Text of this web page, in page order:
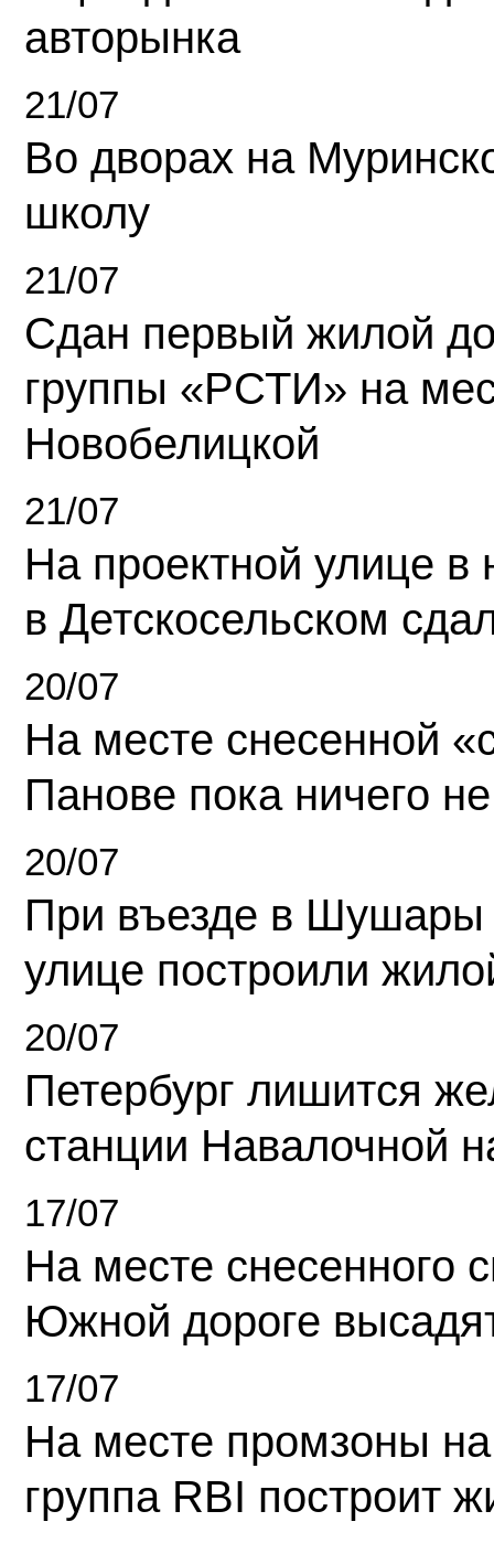
авторынка
21/07
Во дворах на
школу
21/07
Сдан первый жилой
группы «РСТИ» на
Новобелицкой
21/07
На проектной улице
в Детскосельском
20/07
На месте снесенной
Панове пока ничего
20/07
При въезде в Шушары
улице построили
20/07
Петербург лишится
станции Навалочной
17/07
На месте снесенного
Южной дороге
17/07
На месте промзоны
группа RBI построит